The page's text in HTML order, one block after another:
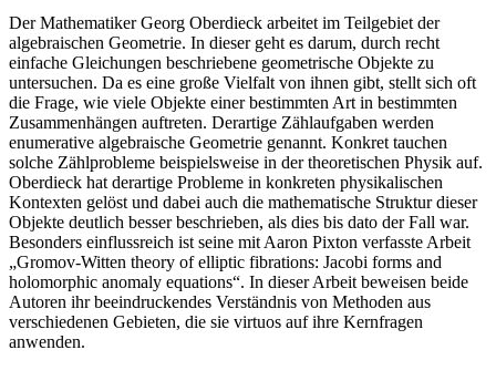
Der Mathematiker Georg Oberdieck arbeitet im Teilgebiet der
algebraischen Geometrie. In dieser geht es darum, durch recht
einfache Gleichungen beschriebene geometrische Objekte zu
untersuchen. Da es eine große Vielfalt von ihnen gibt, stellt sich oft
die Frage, wie viele Objekte einer bestimmten Art in bestimmten
Zusammenhängen auftreten. Derartige Zählaufgaben werden
enumerative algebraische Geometrie genannt. Konkret tauchen
solche Zählprobleme beispielsweise in der theoretischen Physik auf.
Oberdieck hat derartige Probleme in konkreten physikalischen
Kontexten gelöst und dabei auch die mathematische Struktur dieser
Objekte deutlich besser beschrieben, als dies bis dato der Fall war.
Besonders einflussreich ist seine mit Aaron Pixton verfasste Arbeit
„Gromov-Witten theory of elliptic fibrations: Jacobi forms and
holomorphic anomaly equations“. In dieser Arbeit beweisen beide
Autoren ihr beeindruckendes Verständnis von Methoden aus
verschiedenen Gebieten, die sie virtuos auf ihre Kernfragen
anwenden.